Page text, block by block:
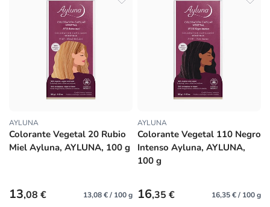
Proveedor:
AYLUNA
Colorante Vegetal 20 Rubio
Miel Ayluna, AYLUNA, 100 g
Precio habitual
13,08 € 13,08 € / 100 g
Proveedor:
AYLUNA
Colorante Vegetal 110 Negro
Intenso Ayluna, AYLUNA,
100 g
Precio habitual
16,35 € 16,35 € / 100 g